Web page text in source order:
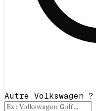
Autre Volkswagen ?